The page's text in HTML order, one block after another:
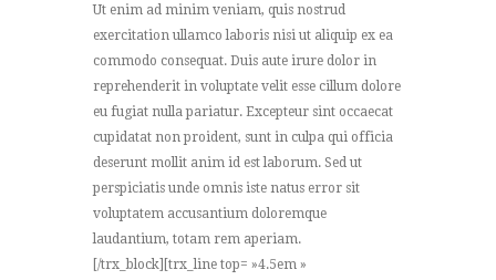
Ut enim ad minim veniam, quis nostrud
exercitation ullamco laboris nisi ut aliquip ex ea
commodo consequat. Duis aute irure dolor in
reprehenderit in voluptate velit esse cillum dolore
eu fugiat nulla pariatur. Excepteur sint occaecat
cupidatat non proident, sunt in culpa qui officia
deserunt mollit anim id est laborum. Sed ut
perspiciatis unde omnis iste natus error sit
voluptatem accusantium doloremque
laudantium, totam rem aperiam.
[/trx_block][trx_line top= »4.5em »